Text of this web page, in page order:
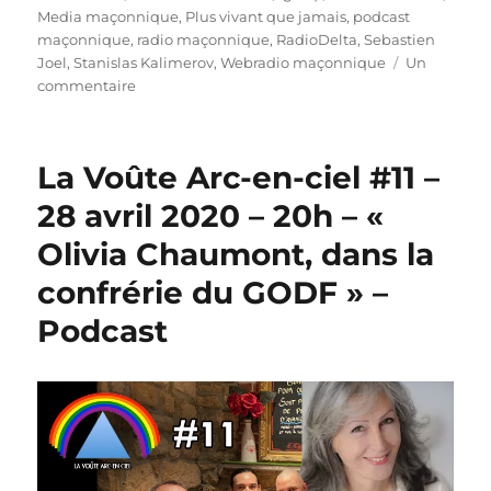
Media maçonnique, Plus vivant que jamais, podcast
maçonnique, radio maçonnique, RadioDelta,Sebastien
Joel,Stanislas Kalimerov,Webradio maçonnique
Un
commentairesur
en-
ciel
–
23
juin
–
–
«
Jean-
Luc
Roméro-
La Voûte Arc-en-ciel #11 –
28 avril 2020 – 20h – «
Olivia Chaumont, dans la
confrérie du GODF » –
Podcast